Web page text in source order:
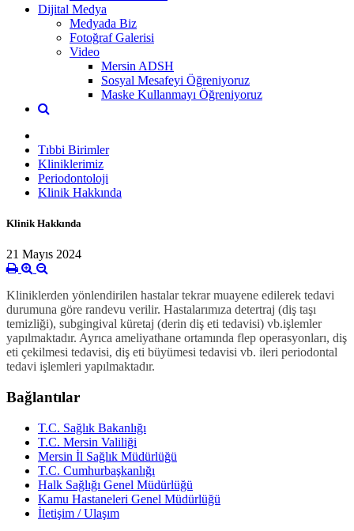
Dijital Medya
Medyada Biz
Fotoğraf Galerisi
Video
Mersin ADSH
Sosyal Mesafeyi Öğreniyoruz
Maske Kullanmayı Öğreniyoruz
Tıbbi Birimler
Kliniklerimiz
Periodontoloji
Klinik Hakkında
Klinik Hakkında
21 Mayıs 2024
Kliniklerden yönlendirilen hastalar tekrar muayene edilerek tedavi
durumuna göre randevu verilir. Hastalarımıza detertraj (diş taşı
temizliği), subgingival küretaj (derin diş eti tedavisi) vb.işlemler
yapılmaktadır. Ayrıca ameliyathane ortamında flep operasyonları, diş
eti çekilmesi tedavisi, diş eti büyümesi tedavisi vb. ileri periodontal
tedavi işlemleri yapılmaktadır.
Bağlantılar
T.C. Sağlık Bakanlığı
T.C. Mersin Valiliği
Mersin İl Sağlık Müdürlüğü
T.C. Cumhurbaşkanlığı
Halk Sağlığı Genel Müdürlüğü
Kamu Hastaneleri Genel Müdürlüğü
İletişim / Ulaşım